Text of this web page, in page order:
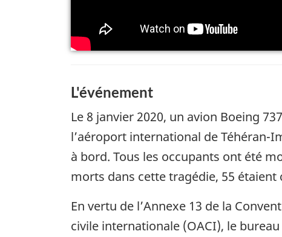
L'événement
Le 8 janvier 2020, un avion Boeing
l’aéroport international de Téhéran-
à bord. Tous les occupants ont été
morts dans cette tragédie, 55 étaient
En vertu de l’Annexe 13 de la
civile internationale (OACI), le